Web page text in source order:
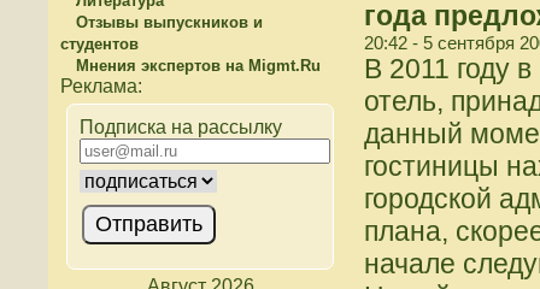
Отзывы выпускников и
студентов
Мнения экспертов на Migmt.Ru
Подписка на рассылку
года
20:42 - 5 сентября
В 2011 году
отель,
данный
гостиницы
городской
плана,
начале